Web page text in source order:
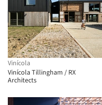
Vinícola
Vinícola Tillingham / RX
Architects